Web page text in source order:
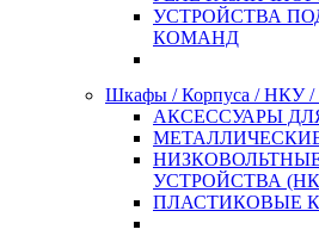
УСТРОЙСТВА
КОМАНД
Шкафы / Корпуса / НКУ /
АКСЕССУАРЫ
УСТРОЙСТВА
ПЛАСТИКОВЫЕ